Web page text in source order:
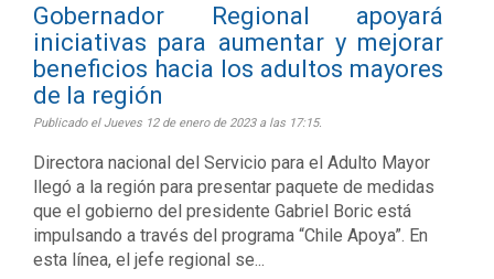
Gobernador Regional apoyará
iniciativas para aumentar y mejorar
beneficios hacia los adultos mayores
de la región
Publicado el Jueves 12 de enero de 2023 a las 17:15.
Directora nacional del Servicio para el Adulto Mayor
llegó a la región para presentar paquete de medidas
que el gobierno del presidente Gabriel Boric está
impulsando a través del programa “Chile Apoya”. En
esta línea, el jefe regional se...